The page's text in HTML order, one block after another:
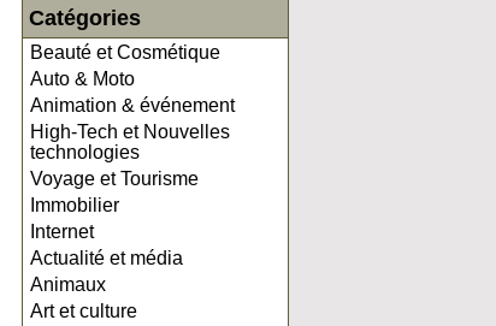
Catégories
Beauté et Cosmétique
Auto & Moto
Animation & événement
High-Tech et Nouvelles
technologies
Voyage et Tourisme
Immobilier
Internet
Actualité et média
Animaux
Art et culture